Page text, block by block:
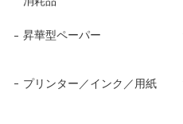
昇華型ペーパー
プリンター／インク／用紙